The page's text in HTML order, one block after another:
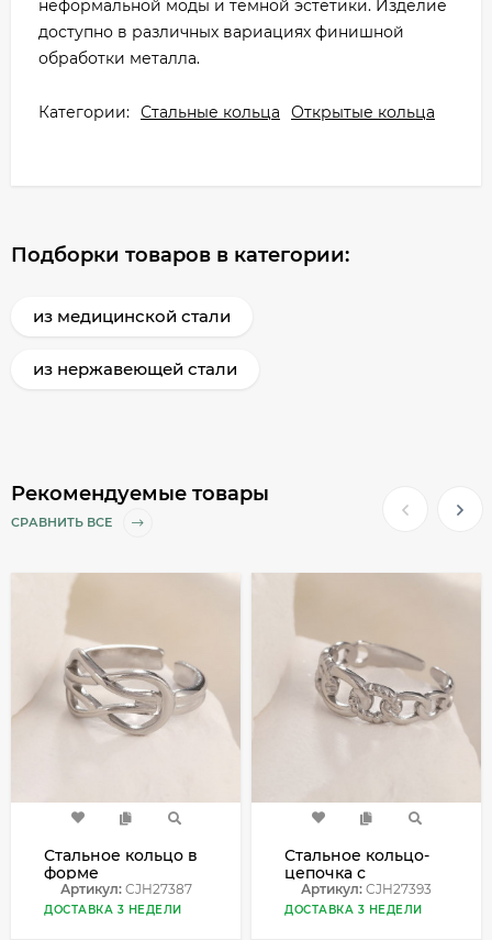
неформальной моды и темной эстетики. Изделие
доступно в различных вариациях финишной
обработки металла.
Категории: Стальные кольца Открытые кольца
Подборки товаров в категории:
из медицинской стали
из нержавеющей стали
Рекомендуемые товары
СРАВНИТЬ ВСЕ
Стальное кольцо в
форме
переплетенного
узла CJH27387
Артикул:CJH27387
ДОСТАВКА 3 НЕДЕЛИ
Стальное кольцо-
цепочка с
сияющими
звеньями CJH27393
Артикул: CJH27393
ДОСТАВКА 3 НЕДЕЛИ